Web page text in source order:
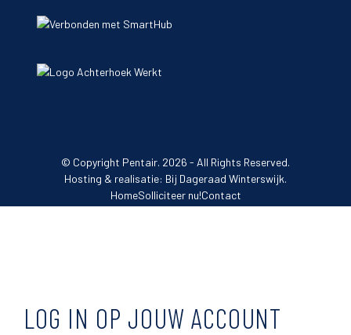
© Copyright Pentair. 2026 - All Rights Reserved.
Hosting & realisatie: Bij Dageraad Winterswijk.
HomeSolliciteer nu!Contact
LOG IN OP JOUW ACCOUNT